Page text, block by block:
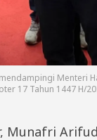
Menteri
17 Tahun 1447 H/
Munafri